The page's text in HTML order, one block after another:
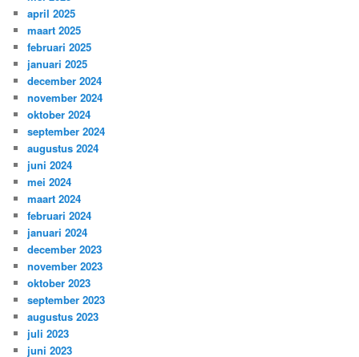
april 2025
maart 2025
februari 2025
januari 2025
december 2024
november 2024
oktober 2024
september 2024
augustus 2024
juni 2024
mei 2024
maart 2024
februari 2024
januari 2024
december 2023
november 2023
oktober 2023
september 2023
augustus 2023
juli 2023
juni 2023